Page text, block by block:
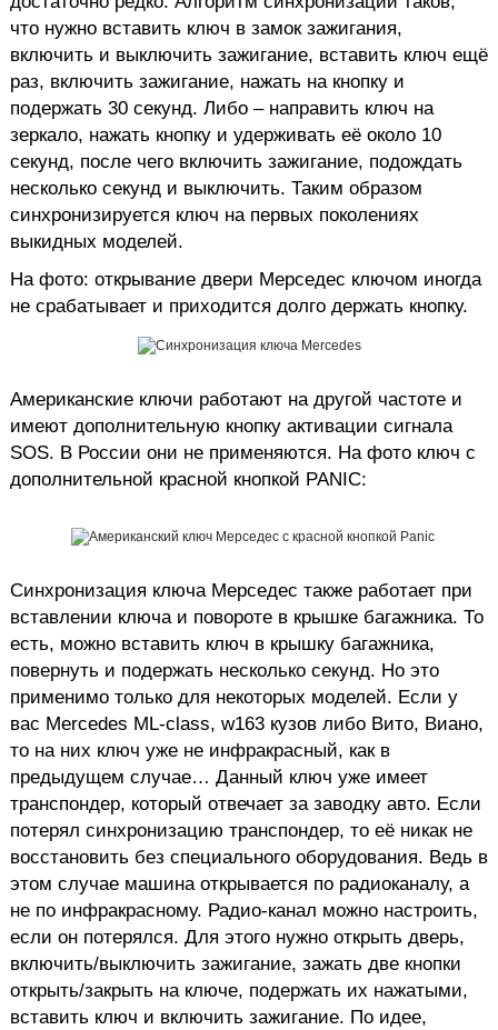
что нужно вставить ключ в замок зажигания,
включить и выключить зажигание, вставить ключ ещё
раз, включить зажигание, нажать на кнопку и
подержать 30 секунд. Либо – направить ключ на
зеркало, нажать кнопку и удерживать её около 10
секунд, после чего включить зажигание, подождать
несколько секунд и выключить. Таким образом
синхронизируется ключ на первых поколениях
выкидных моделей.
На фото: открывание двери Мерседес ключом иногда
не срабатывает и приходится долго держать кнопку.
Американские ключи работают на другой частоте и
имеют дополнительную кнопку активации сигнала
SOS. В России они не применяются. На фото ключ с
дополнительной красной кнопкой PANIC:
Синхронизация ключа Мерседес также работает при
вставлении ключа и повороте в крышке багажника. То
есть, можно вставить ключ в крышку багажника,
повернуть и подержать несколько секунд. Но это
применимо только для некоторых моделей. Если у
вас Mercedes ML-class, w163 кузов либо Вито, Виано,
то на них ключ уже не инфракрасный, как в
предыдущем случае… Данный ключ уже имеет
транспондер, который отвечает за заводку авто. Если
потерял синхронизацию транспондер, то её никак не
восстановить без специального оборудования. Ведь в
этом случае машина открывается по радиоканалу, а
не по инфракрасному. Радио-канал можно настроить,
если он потерялся. Для этого нужно открыть дверь,
включить/выключить зажигание, зажать две кнопки
открыть/закрыть на ключе, подержать их нажатыми,
вставить ключ и включить зажигание. По идее,